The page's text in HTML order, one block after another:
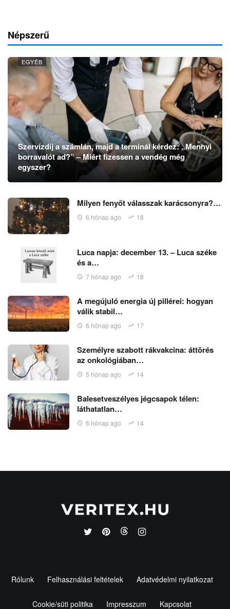
Népszerű
EGYÉB
Szervízdíj a számlán, majd a terminál kérdez: „Mennyi
borravalót ad?” – Miért fizessen a vendég még
egyszer?
Milyen fenyőt válasszak karácsonyra?…
6 hónap ago 18
Luca napja: december 13. – Luca széke
és a…
7 hónap ago 18
A megújuló energia új pillérei: hogyan
válik stabil…
6 hónap ago 17
Személyre szabott rákvakcina: áttörés
az onkológiában…
5 hónap ago 14
Balesetveszélyes jégcsapok télen:
láthatatlan…
6 hónap ago 14
Rólunk Felhasználási feltételek Adatvédelmi nyilatkozat
Cookie/süti politika Impresszum Kapcsolat